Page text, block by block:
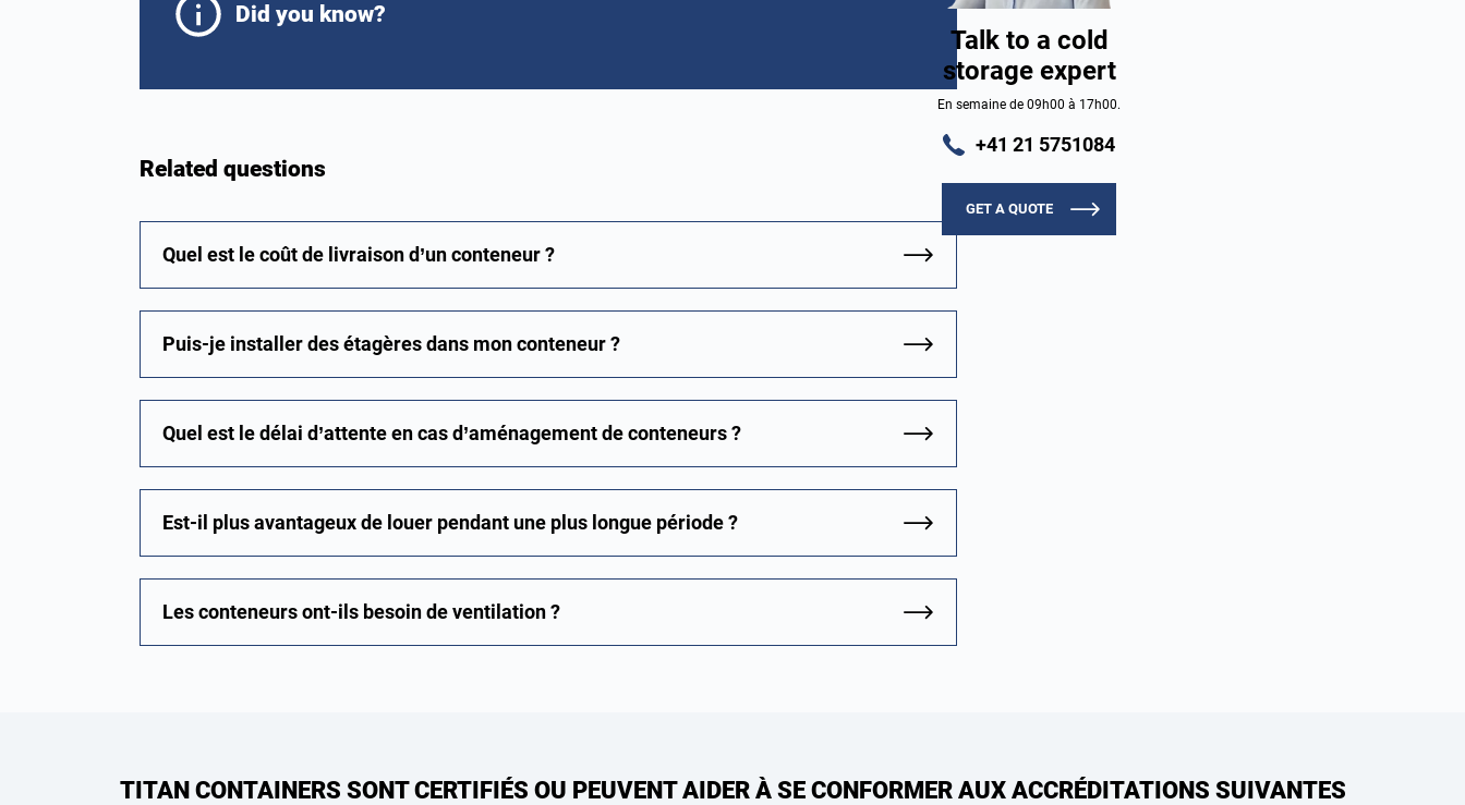
Did you know?
Related questions
Quel est le coût de livraison d’un conteneur ?
Puis-je installer des étagères dans mon conteneur ?
Quel est le délai d’attente en cas d’aménagement de conteneurs ?
Est-il plus avantageux de louer pendant une plus longue période ?
Les conteneurs ont-ils besoin de ventilation ?
Talk to a cold
storage expert
En semaine de 09h00 à 17h00.
+41 21 5751084
GET A QUOTE
TITAN CONTAINERS SONT CERTIFIÉS OU PEUVENT AIDER À SE CONFORMER AUX ACCRÉDITATIONS SUIVANTES